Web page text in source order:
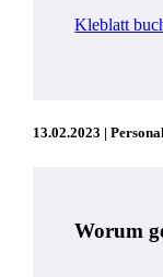
Kleblatt
13.02.2023 |
Worum